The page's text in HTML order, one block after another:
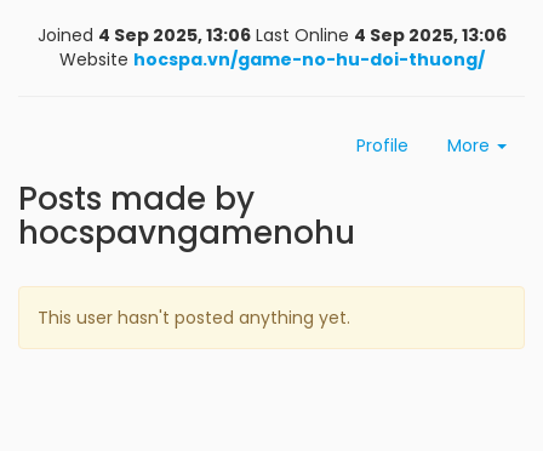
Joined 4 Sep 2025, 13:06 Last Online 4 Sep 2025, 13:06
Website hocspa.vn/game-no-hu-doi-thuong/
Profile More
Posts made by
hocspavngamenohu
This user hasn't posted anything yet.